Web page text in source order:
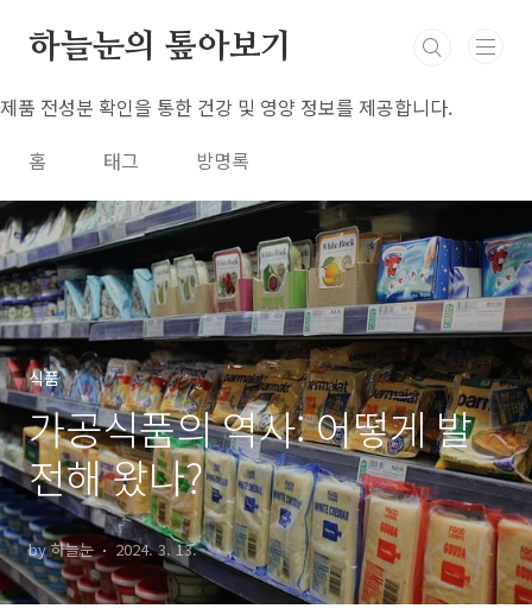
하늘눈의 톺아보기
제품 전성분 확인을 통한 건강 및 영양 정보를 제공합니다.
홈
태그 방명록
식품
가공식품의 역사: 어떻게 발
전해 왔나?
by 하늘눈 2024. 3. 13.